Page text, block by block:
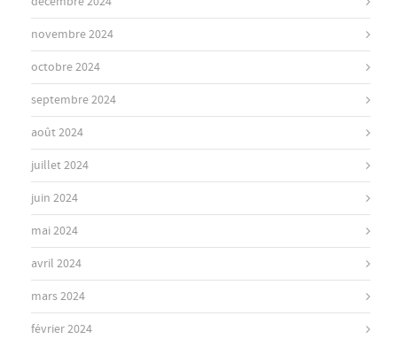
novembre 2024
octobre 2024
septembre 2024
août 2024
juillet 2024
juin 2024
mai 2024
avril 2024
mars 2024
février 2024